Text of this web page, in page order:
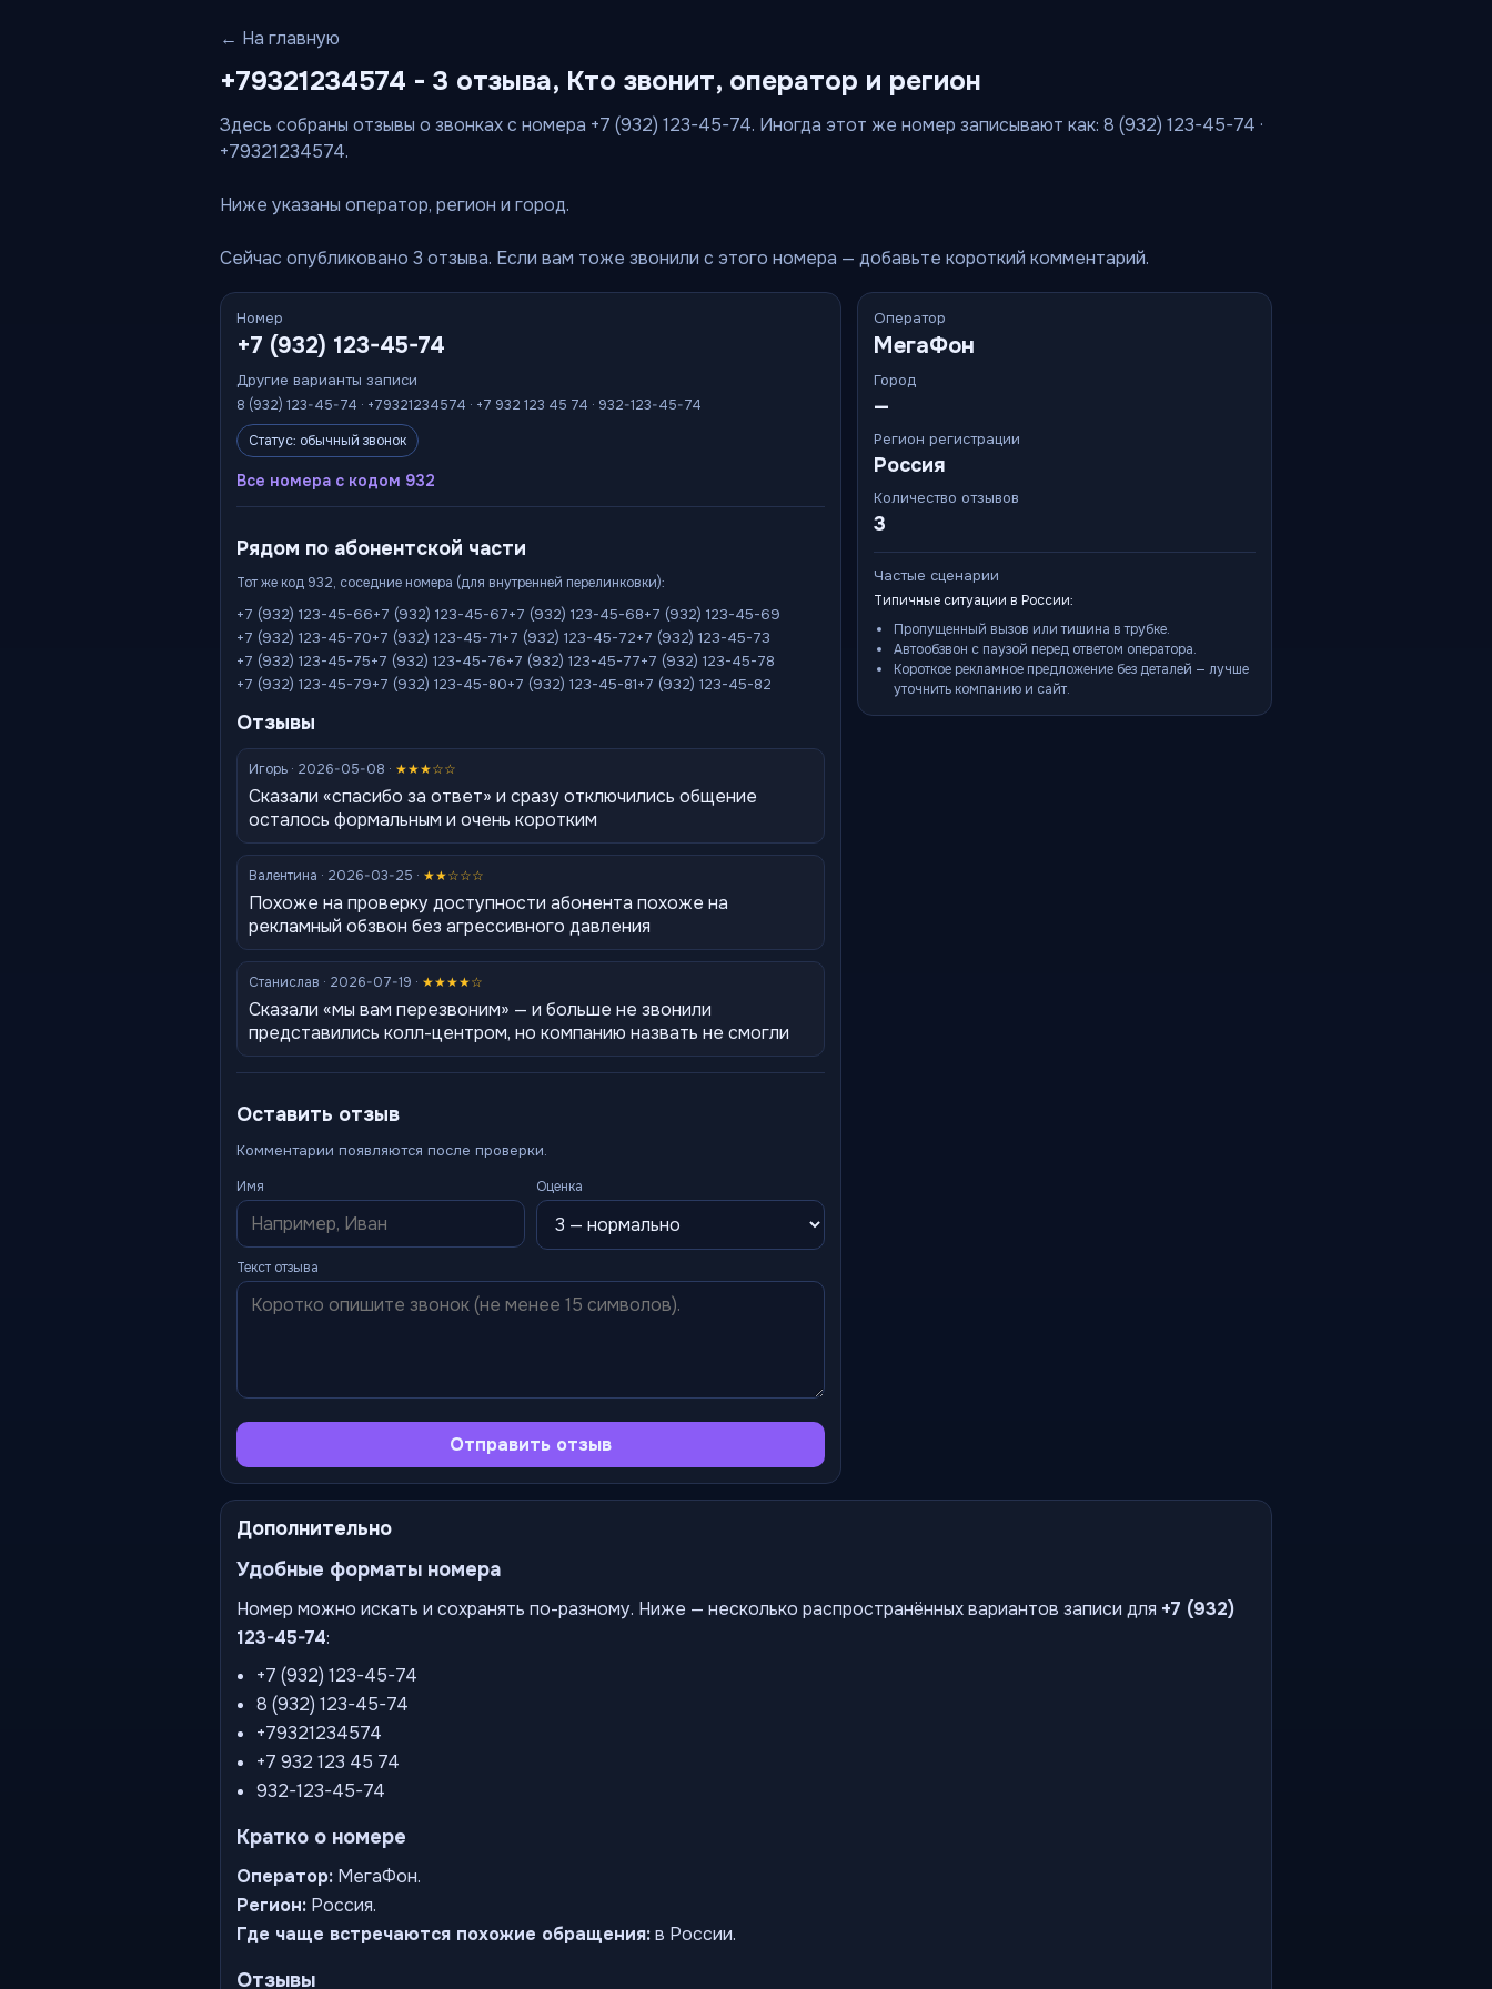
← На главную
+79321234574 - 3 отзыва, Кто звонит, оператор и регион
Здесь собраны отзывы о звонках с номера +7 (932) 123-45-74. Иногда этот же номер записывают как: 8 (932) 123-45-74 ·
+79321234574.
Ниже указаны оператор, регион и город.
Сейчас опубликовано 3 отзыва. Если вам тоже звонили с этого номера — добавьте короткий комментарий.
Номер
+7 (932) 123-45-74
Другие варианты записи
8 (932) 123-45-74 · +79321234574 · +7 932 123 45 74 · 932-123-45-74
Статус: обычный звонок
Все номера с кодом 932
Рядом по абонентской части
Тот же код 932, соседние номера (для внутренней перелинковки):
+7 (932) 123-45-66+7 (932) 123-45-67+7 (932) 123-45-68+7 (932) 123-45-69
+7 (932) 123-45-70+7 (932) 123-45-71+7 (932) 123-45-72+7 (932) 123-45-73
+7 (932) 123-45-75+7 (932) 123-45-76+7 (932) 123-45-77+7 (932) 123-45-78
+7 (932) 123-45-79+7 (932) 123-45-80+7 (932) 123-45-81+7 (932) 123-45-82
Отзывы
Игорь · 2026-05-08 · ★★★☆☆
Сказали «спасибо за ответ» и сразу отключились общение
осталось формальным и очень коротким
Валентина · 2026-03-25 · ★★☆☆☆
Похоже на проверку доступности абонента похоже на
рекламный обзвон без агрессивного давления
Станислав · 2026-07-19 · ★★★★☆
Сказали «мы вам перезвоним» — и больше не звонили
представились колл-центром, но компанию назвать не смогли
Оставить отзыв
Комментарии появляются после проверки.
Имя Оценка
Текст отзыва
Отправить отзыв
Оператор
МегаФон
Город
—
Регион регистрации
Россия
Количество отзывов
3
Частые сценарии
Типичные ситуации в России:
Пропущенный вызов или тишина в трубке.
Автообзвон с паузой перед ответом оператора.
Короткое рекламное предложение без деталей — лучше
уточнить компанию и сайт.
Дополнительно
Удобные форматы номера
Номер можно искать и сохранять по-разному. Ниже — несколько распространённых вариантов записи для +7 (932)
123-45-74:
+7 (932) 123-45-74
8 (932) 123-45-74
+79321234574
+7 932 123 45 74
932-123-45-74
Кратко о номере
Оператор: МегаФон.
Регион: Россия.
Где чаще встречаются похожие обращения:в России.
Отзывы